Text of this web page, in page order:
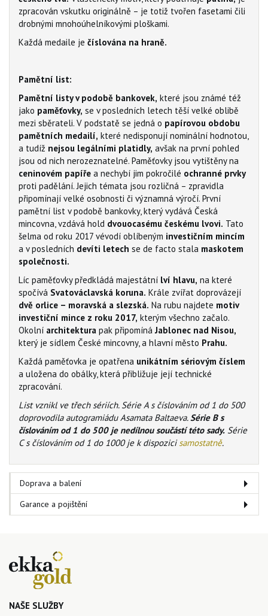
zpracován vskutku originálně – je totiž tvořen fasetami čili
drobnými mnohoúhelníkovými ploškami.
Každá medaile je číslována na hraně.
Pamětní list:
Pamětní listy v podobě bankovek, které jsou známé též
jako paměťovky, se v posledních letech těší velké oblibě
mezi sběrateli. V podstatě se jedná o papírovou obdobu
pamětních medailí, které nedisponují nominální hodnotou,
a tudíž nejsou legálními platidly, avšak na první pohled
jsou od nich nerozeznatelné. Paměťovky jsou vytištěny na
ceninovém papíře a nechybí jim pokročilé ochranné prvky
proti padělání. Jejich témata jsou rozličná – zpravidla
připomínají velké osobnosti či významná výročí. První
pamětní list v podobě bankovky, který vydává Česká
mincovna, vzdává hold dvouocasému českému lvovi. Tato
šelma od roku 2017 vévodí oblíbeným investičním mincím
a v posledních devíti letech se de facto stala maskotem
společnosti.
Líc paměťovky předkládá majestátní lví hlavu, na které
spočívá Svatováclavská koruna. Krále zvířat doprovázejí
dvě orlice – moravská a slezská. Na rubu najdete motiv
investiční mince z roku 2017, kterým všechno začalo.
Okolní architektura pak připomíná Jablonec nad Nisou,
který je sídlem České mincovny, a hlavní město Prahu.
Každá paměťovka je opatřena unikátním sériovým číslem
a uložena do obálky, která přibližuje její technické
zpracování.
List vznikl ve třech sériích. Série A s číslováním od 1 do 500
doprovodila autogramiádu Asamata Baltaeva. Série B s
číslováním od 1 do 500 je nedílnou součástí této sady. Série
C s číslováním od 1 do 1000 je k dispozicisamostatně.
Doprava a balení
Garance a pojištění
NAŠE SLUŽBY